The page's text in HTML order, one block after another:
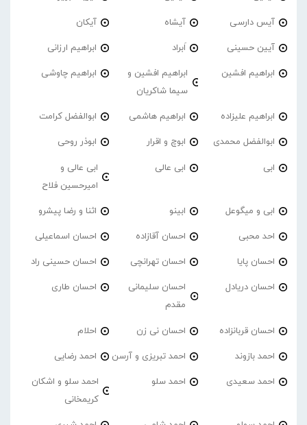
آیس دارسی آیشاه آیکان
آیین حسینی اَبراد ابراهیم ارزانی
ابراهیم افشین
ابراهیم افشین و
سیما شاکریان
ابراهیم چاوشی
ابراهیم علیزاده ابراهیم هاشمی ابوالفضل کرامت
ابوالفضل محمدی ابوچ و اقرار ابوذر روحی
ابی ابی عالی
ابی عالی و
امیرحسین فلاح
ابی و میگوعل ابینو اثنا و رضا پیشرو
احد محبی احسان آقازاده احسان اسماعیلی
احسان پایا احسان تهرانچی احسان حسینی راد
احسان دریادل
احسان سلیمانی
مقدم
احسان طاری
احسان قربانزاده احسان نی زن احلام
احمد بازوند احمد تبریزی و آرسن احمد‌ رضایی
احمد سعیدی احمد سلو
احمد سلو و اشکان
کریمخانی